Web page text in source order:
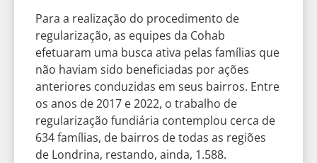
Para a realização do procedimento de
regularização, as equipes da Cohab
efetuaram uma busca ativa pelas famílias que
não haviam sido beneficiadas por ações
anteriores conduzidas em seus bairros. Entre
os anos de 2017 e 2022, o trabalho de
regularização fundiária contemplou cerca de
634 famílias, de bairros de todas as regiões
de Londrina, restando, ainda, 1.588.